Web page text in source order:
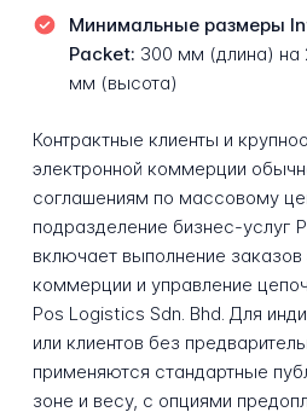
Минимальные размеры
Packet: 300 мм (длина)
мм (высота)
Контрактные клиенты и
электронной коммерции
соглашениям по массовому
подразделение бизнес-услуг
включает выполнение заказов
коммерции и управление
Pos Logistics Sdn. Bhd. Для
или клиентов без
применяются стандартные
зоне и весу, с опциями